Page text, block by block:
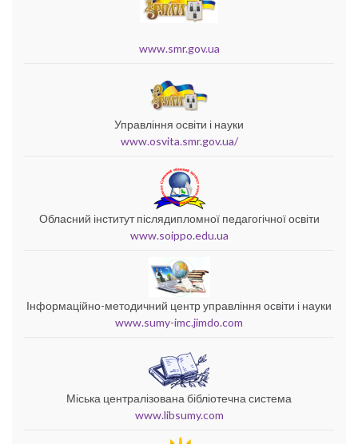
www.smr.gov.ua
Управління освіти і науки
www.osvita.smr.gov.ua/
Обласний інститут післядипломної педагогічної освіти
www.soippo.edu.ua
Інформаційно-методичний центр управління освіти і науки
www.sumy-imc.jimdo.com
Міська централізована бібліотечна система
www.libsumy.com